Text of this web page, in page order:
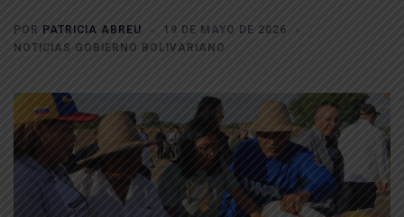
POR PATRICIA ABREU
19 DE MAYO DE 2026
NOTICIAS GOBIERNO BOLIVARIANO